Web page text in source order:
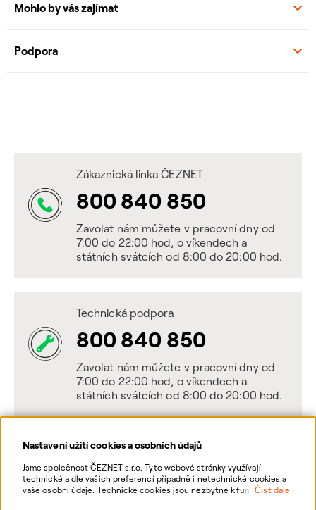
Nastavení užití cookies a osobních údajů
Jsme společnost ČEZNET s.r.o. Tyto webové stránky využívají
technické a dle vašich preferencí případně i netechnické cookies a
vaše osobní údaje. Technické cookies jsou nezbytné k fungování
Číst dále
Mohlo by vás zajímat
Podpora
Zákaznická linka ČEZNET
800 840 850
Zavolat nám můžete v pracovní dny od
7:00 do 22:00 hod, o víkendech a
státních svátcích od 8:00 do 20:00 hod.
Technická podpora
800 840 850
Zavolat nám můžete v pracovní dny od
7:00 do 22:00 hod, o víkendech a
státních svátcích od 8:00 do 20:00 hod.
Napište nám
POSLAT VZKAZ